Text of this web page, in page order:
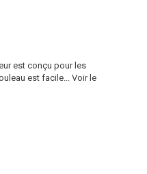
est conçu pour les
est facile...
Voir le